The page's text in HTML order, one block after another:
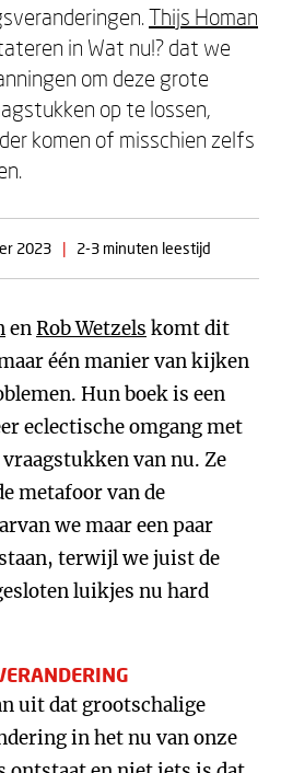
Thijs Homan
in Wat nu!? dat we
om deze grote
op te lossen,
komen of misschien zelfs
2023 | 2-3 minuten leestijd
enRob Wetzels komt dit
één manier van kijken
Hun boek is een
eclectische omgang met
van nu. Ze
metafoor van de
we maar een paar
terwijl we juist de
luikjes nu hard
uit dat grootschalige
in het nu van onze